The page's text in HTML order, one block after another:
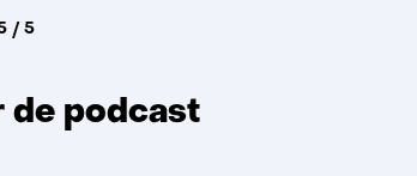
/ 5
de podcast